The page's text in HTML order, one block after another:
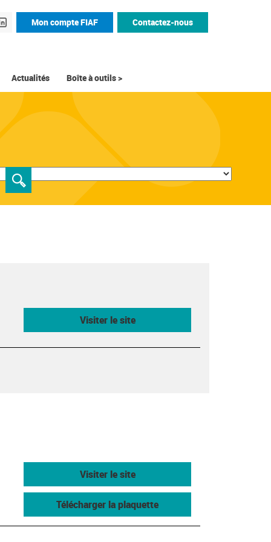
Mon compte FIAF Contactez-nous
Actualités Boîte à outils >
Visiter le site
Visiter le site
Télécharger la plaquette